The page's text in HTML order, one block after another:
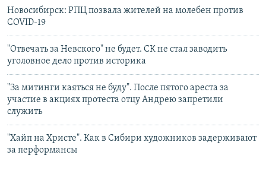
Новосибирск: РПЦ позвала жителей на молебен против
COVID-19
"Отвечать за Невского" не будет. СК не стал заводить
уголовное дело против историка
"За митинги каяться не буду". После пятого ареста за
участие в акциях протеста отцу Андрею запретили
служить
"Хайп на Христе". Как в Сибири художников задерживают
за перформансы